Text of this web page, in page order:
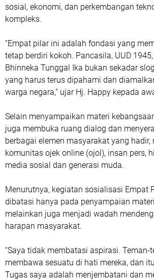
sosial, ekonomi, dan perkembangan
kompleks.
“Empat pilar ini adalah fondasi yang
tetap berdiri kokoh. Pancasila, UUD 1945,
Bhinneka Tunggal Ika bukan sekadar
yang harus terus dipahami dan
warga negara,” ujar Hj. Happy kepada
Selain menyampaikan materi
juga membuka ruang dialog dan
berbagai elemen masyarakat yang hadir,
komunitas ojek online (ojol), insan pers,
media sosial dan generasi muda.
Menurutnya, kegiatan sosialisasi Empat
dibatasi hanya pada penyampaian
melainkan juga menjadi wadah
harapan masyarakat.
“Saya tidak membatasi aspirasi.
membawa sesuatu di hati mereka, dan
Tugas saya adalah menjembatani dan